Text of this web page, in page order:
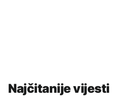
Najčitanije vijesti